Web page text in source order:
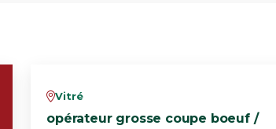
vVitré
opérateur grosse coupe boeuf /